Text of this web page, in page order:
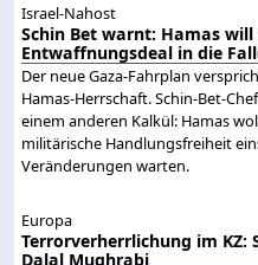
Israel-Nahost
Schin Bet warnt: Hamas
Entwaffnungsdeal in die
Der neue Gaza-Fahrplan
Hamas-Herrschaft. Schin-Bet-
einem anderen Kalkül: Hamas
militärische Handlungsfreiheit
Veränderungen warten.
Europa
Terrorverherrlichung im KZ:
Dalal Mughrabi